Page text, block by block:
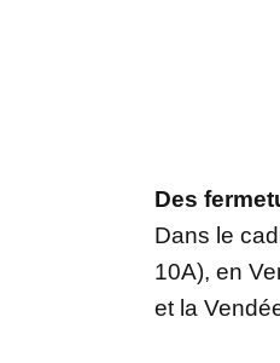
Des
Dans le
10A), en
et la